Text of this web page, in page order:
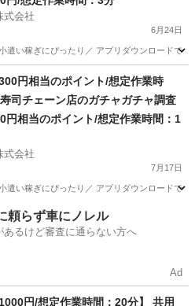
式会社
6月24日
遣い稼ぎにぴったり／ アプリダウンロードで
円相当のポイント/想定作業時
司チェーン店のガチャガチャ調査
円相当のポイント/想定作業時間：1
式会社
7月17日
遣い稼ぎにぴったり／ アプリダウンロードで
ャガチャ
頼らず車にノレル
あるけど審査に通らない方へ
Ad
円/想定作業時間：20分】 共用